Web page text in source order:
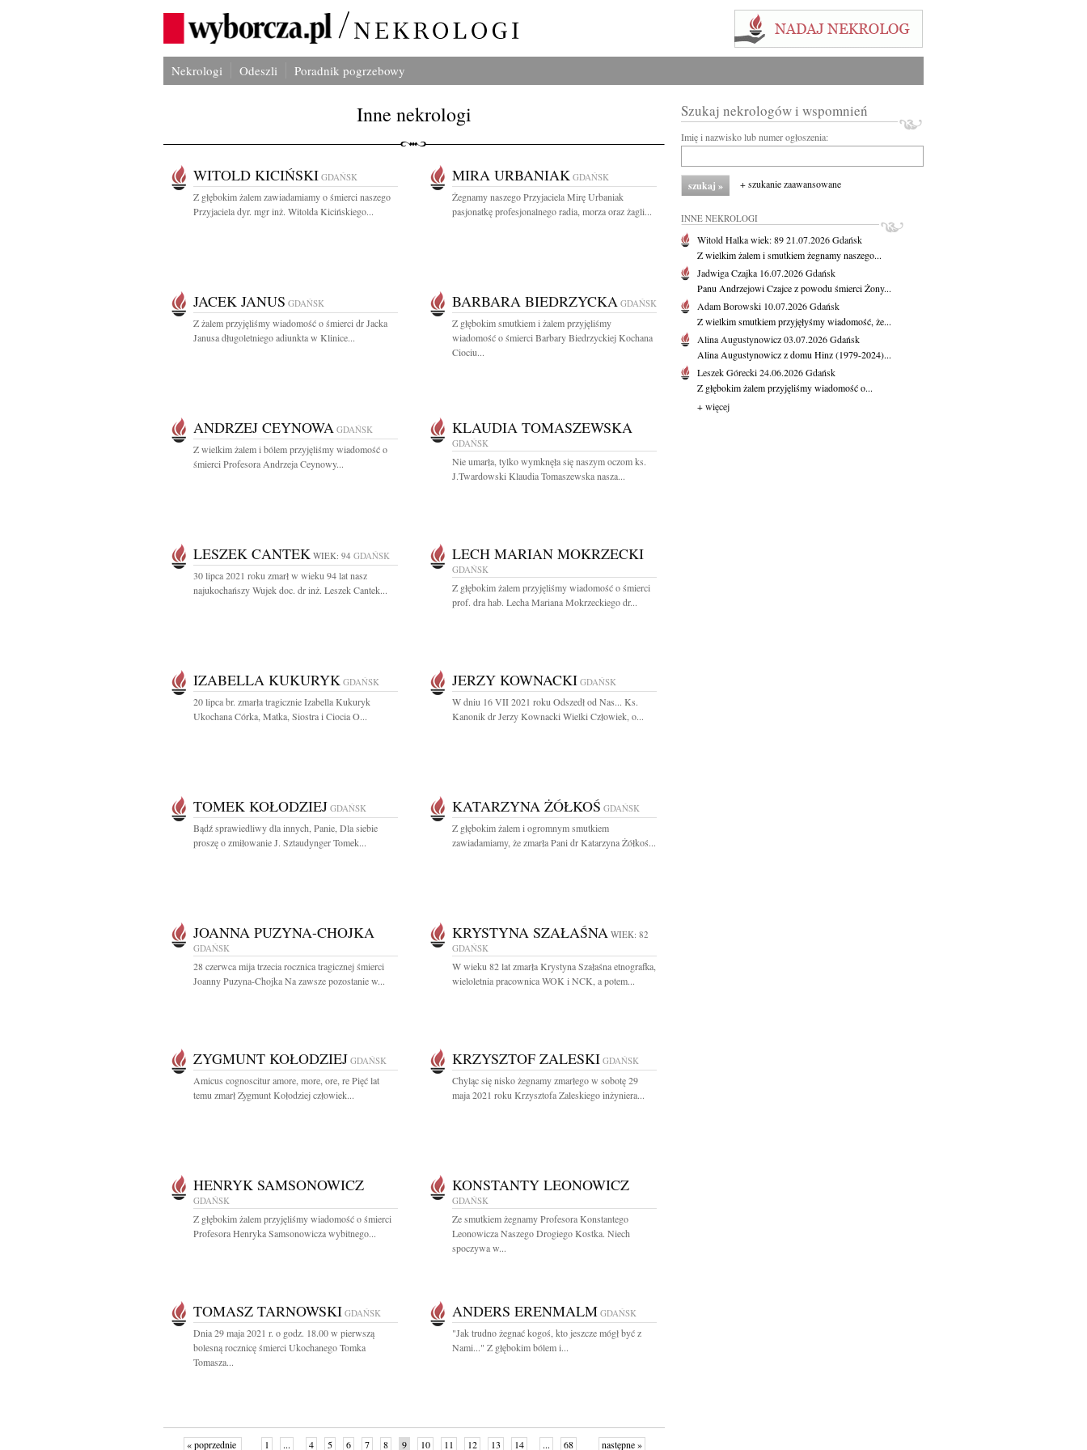
Nekrologi Odeszli Poradnik pogrzebowy
Inne nekrologi
WITOLD KICIŃSKI GDAŃSK
Z głębokim żalem zawiadamiamy o śmierci naszego
Przyjaciela dyr. mgr inż. Witolda Kicińskiego...
MIRA URBANIAK GDAŃSK
Żegnamy naszego Przyjaciela Mirę Urbaniak
pasjonatkę profesjonalnego radia, morza oraz żagli...
JACEK JANUS GDAŃSK
Z żalem przyjęliśmy wiadomość o śmierci dr Jacka
Janusa długoletniego adiunkta w Klinice...
BARBARA BIEDRZYCKA GDAŃSK
Z głębokim smutkiem i żalem przyjęliśmy
wiadomość o śmierci Barbary Biedrzyckiej Kochana
Ciociu...
ANDRZEJ CEYNOWA GDAŃSK
Z wielkim żalem i bólem przyjęliśmy wiadomość o
śmierci Profesora Andrzeja Ceynowy...
KLAUDIA TOMASZEWSKA
GDAŃSK
Nie umarła, tylko wymknęła się naszym oczom ks.
J.Twardowski Klaudia Tomaszewska nasza...
LESZEK CANTEK WIEK: 94 GDAŃSK
30 lipca 2021 roku zmarł w wieku 94 lat nasz
najukochańszy Wujek doc. dr inż. Leszek Cantek...
LECH MARIAN MOKRZECKI
GDAŃSK
Z głębokim żalem przyjęliśmy wiadomość o śmierci
prof. dra hab. Lecha Mariana Mokrzeckiego dr...
IZABELLA KUKURYK GDAŃSK
20 lipca br. zmarła tragicznie Izabella Kukuryk
Ukochana Córka, Matka, Siostra i Ciocia O...
JERZY KOWNACKI GDAŃSK
W dniu 16 VII 2021 roku Odszedł od Nas... Ks.
Kanonik dr Jerzy Kownacki Wielki Człowiek, o...
TOMEK KOŁODZIEJ GDAŃSK
Bądź sprawiedliwy dla innych, Panie, Dla siebie
proszę o zmiłowanie J. Sztaudynger Tomek...
KATARZYNA ŻÓŁKOŚ GDAŃSK
Z głębokim żalem i ogromnym smutkiem
zawiadamiamy, że zmarła Pani dr Katarzyna Żółkoś...
JOANNA PUZYNA-CHOJKA
GDAŃSK
28 czerwca mija trzecia rocznica tragicznej śmierci
Joanny Puzyna-Chojka Na zawsze pozostanie w...
KRYSTYNA SZAŁAŚNA WIEK: 82
GDAŃSK
W wieku 82 lat zmarła Krystyna Szałaśna etnografka,
wieloletnia pracownica WOK i NCK, a potem...
ZYGMUNT KOŁODZIEJ GDAŃSK
Amicus cognoscitur amore, more, ore, re Pięć lat
temu zmarł Zygmunt Kołodziej człowiek...
KRZYSZTOF ZALESKI GDAŃSK
Chyląc się nisko żegnamy zmarłego w sobotę 29
maja 2021 roku Krzysztofa Zaleskiego inżyniera...
HENRYK SAMSONOWICZ
GDAŃSK
Z głębokim żalem przyjęliśmy wiadomość o śmierci
Profesora Henryka Samsonowicza wybitnego...
KONSTANTY LEONOWICZ
GDAŃSK
Ze smutkiem żegnamy Profesora Konstantego
Leonowicza Naszego Drogiego Kostka. Niech
spoczywa w...
TOMASZ TARNOWSKI GDAŃSK
Dnia 29 maja 2021 r. o godz. 18.00 w pierwszą
bolesną rocznicę śmierci Ukochanego Tomka
Tomasza...
ANDERS ERENMALM GDAŃSK
"Jak trudno żegnać kogoś, kto jeszcze mógł być z
Nami..." Z głębokim bólem i...
« poprzednie 1 ... 4 5 6 7 8 9 10 11 12 13 14 ... 68 następne »
Szukaj nekrologów i wspomnień
Imię i nazwisko lub numer ogłoszenia:
+ szukanie zaawansowane
INNE NEKROLOGI
Witold Halkawiek: 8921.07.2026Gdańsk
Z wielkim żalem i smutkiem żegnamy naszego...
Jadwiga Czajka 16.07.2026Gdańsk
Panu Andrzejowi Czajce z powodu śmierci Żony...
Adam Borowski 10.07.2026Gdańsk
Z wielkim smutkiem przyjęłyśmy wiadomość, że...
Alina Augustynowicz03.07.2026Gdańsk
Alina Augustynowicz z domu Hinz (1979-2024)...
Leszek Górecki24.06.2026Gdańsk
Z głębokim żalem przyjęliśmy wiadomość o...
+ więcej